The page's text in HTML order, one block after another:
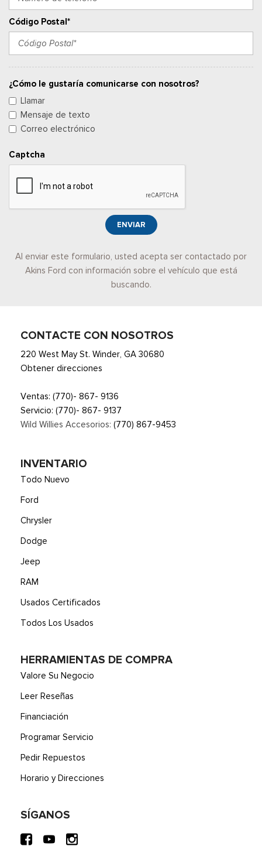
Código Postal*
¿Cómo le gustaría comunicarse con nosotros?
Llamar
Mensaje de texto
Correo electrónico
Captcha
ENVIAR
Al enviar este formulario, usted acepta ser contactado por
Akins Ford con información sobre el vehículo que está
buscando.
CONTACTE CON NOSOTROS
220 West May St. Winder, GA 30680
Obtener direcciones
Ventas: (770)- 867- 9136
Servicio: (770)- 867- 9137
Wild Willies Accesorios: (770) 867-9453
INVENTARIO
Todo Nuevo
Ford
Chrysler
Dodge
Jeep
RAM
Usados Certificados
Todos Los Usados
HERRAMIENTAS DE COMPRA
Valore Su Negocio
Leer Reseñas
Financiación
Programar Servicio
Pedir Repuestos
Horario y Direcciones
SÍGANOS